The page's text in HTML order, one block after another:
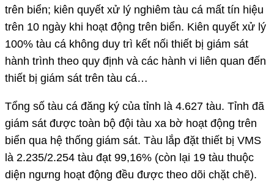
trên biển; kiên quyết xử lý nghiêm tàu cá mất tín hiệu
trên 10 ngày khi hoạt động trên biển. Kiên quyết xử lý
100% tàu cá không duy trì kết nối thiết bị giám sát
hành trình theo quy định và các hành vi liên quan đến
thiết bị giám sát trên tàu cá…
Tổng số tàu cá đăng ký của tỉnh là 4.627 tàu. Tỉnh đã
giám sát được toàn bộ đội tàu xa bờ hoạt động trên
biển qua hệ thống giám sát. Tàu lắp đặt thiết bị VMS
là 2.235/2.254 tàu đạt 99,16% (còn lại 19 tàu thuộc
diện ngưng hoạt động đều được theo dõi chặt chẽ).